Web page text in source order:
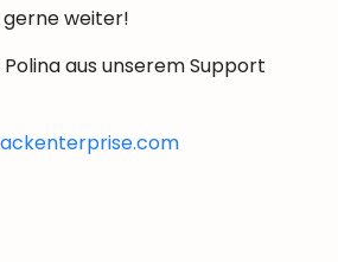
weiter!
aus unserem Support